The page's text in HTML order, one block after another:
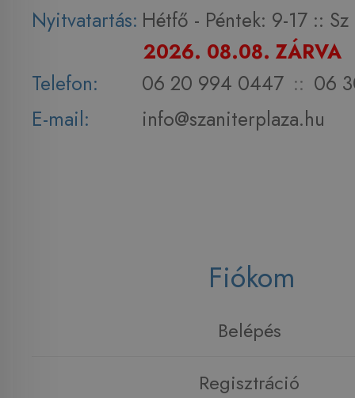
Nyitvatartás: Hétfő - Péntek: 9-17 :: Sz
2026. 08.08. ZÁRVA
Telefon:
06 20 994 0447 :: 06
E-mail:
info@szaniterplaza.hu
Fiókom
Belépés
Regisztráció